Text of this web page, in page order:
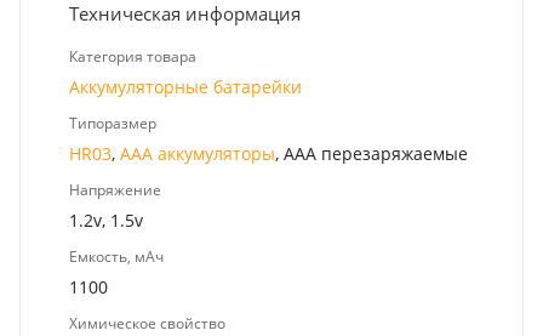
Техническая информация
Категория товара
Аккумуляторные батарейки
Типоразмер
HR03, ААА аккумуляторы, ААА перезаряжаемые
Напряжение
1.2v, 1.5v
Емкость, мАч
1100
Химическое свойство